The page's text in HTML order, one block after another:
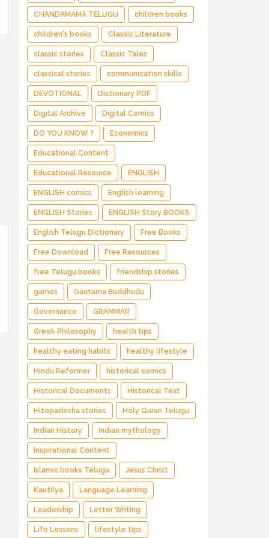
CHANDAMAMA TELUGU children books
children's books Classic Literature
classic stories Classic Tales
classical stories communication skills
DEVOTIONAL Dictionary PDF
Digital Archive Digital Comics
DO YOU KNOW ? Economics
Educational Content
Educational Resource ENGLISH
ENGLISH comics English learning
ENGLISH Stories ENGLISH Story BOOKS
English Telugu Dictionary Free Books
Free Download Free Resources
free Telugu books friendship stories
games Gautama Buddhudu
Governance GRAMMAR
Greek Philosophy health tips
healthy eating habits healthy lifestyle
Hindu Reformer historical comics
Historical Documents Historical Text
Hitopadesha stories Holy Quran Telugu
Indian History Indian mythology
Inspirational Content
Islamic books Telugu Jesus Christ
Kautilya Language Learning
Leadership Letter Writing
Life Lessons lifestyle tips